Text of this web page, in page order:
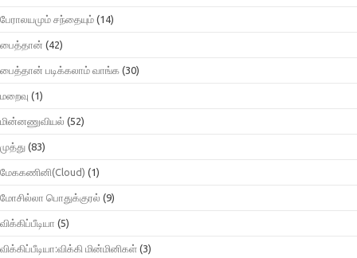
பேராலயமும் சந்தையும் (14)
பைத்தான் (42)
பைத்தான் படிக்கலாம் வாங்க (30)
மறைவு (1)
மின்னணுவியல் (52)
முத்து (83)
மேககணினி(Cloud) (1)
மோசில்லா பொதுக்குரல் (9)
விக்கிப்பீடியா (5)
விக்கிப்பீடியா:விக்கி மின்மினிகள் (3)